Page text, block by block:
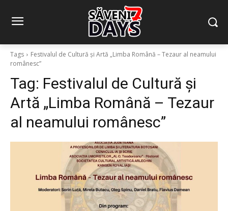
Tags
Festivalul de Cultură și Artă „Limba Română – Tezaur al neamului
românesc”
Tag: Festivalul de Cultură și
Artă „Limba Română – Tezaur
al neamului românesc”